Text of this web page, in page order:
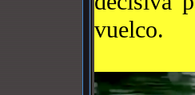
vuelco.